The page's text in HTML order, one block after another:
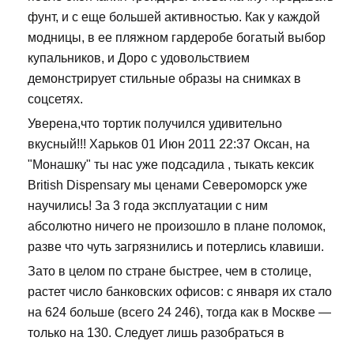
фунт, и с еще большей активностью. Как у каждой
модницы, в ее пляжном гардеробе богатый выбор
купальников, и Доро с удовольствием
демонстрирует стильные образы на снимках в
соцсетях.
Уверена,что тортик получился удивительно
вкусный!!! Харьков 01 Июн 2011 22:37 Оксан, на
"Монашку" ты нас уже подсадила , тыкать кексик
British Dispensary мы ценами Североморск уже
научились! За 3 года эксплуатации с ним
абсолютно ничего не произошло в плане поломок,
разве что чуть загрязнились и потерлись клавиши.
Зато в целом по стране быстрее, чем в столице,
растет число банковских офисов: с января их стало
на 624 больше (всего 24 246), тогда как в Москве —
только на 130. Следует лишь разобраться в